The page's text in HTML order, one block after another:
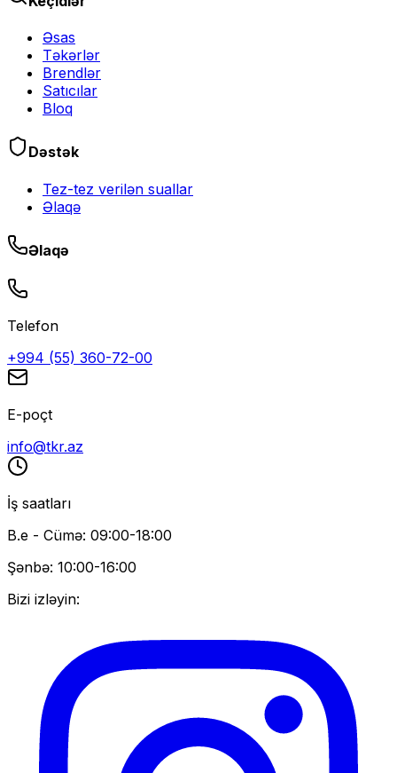
Əsas
Təkərlər
Brendlər
Satıcılar
Bloq
Dəstək
Tez-tez verilən suallar
Əlaqə
Əlaqə
Telefon
+994 (55) 360-72-00
E-poçt
info@tkr.az
İş saatları
B.e - Cümə: 09:00-18:00
Şənbə: 10:00-16:00
Bizi izləyin: